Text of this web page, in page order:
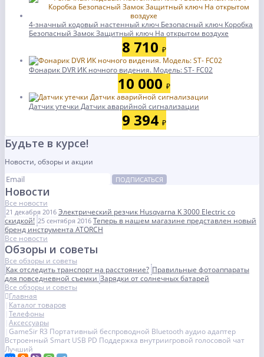
4-значный кодовый настенный ключ Безопасный ключ Коробка
Безопасный Замок Защитный ключ На открытом воздухе
8 710 ₽
Фонарик DVR ИК ночного видения. Модель: ST- FC02
10 000 ₽
Датчик утечки Датчик аварийной сигнализации
9 394 ₽
Будьте в курсе!
Новости, обзоры и акции
ПОДПИСАТЬСЯ
Новости
Все новости
21 декабря 2016 Электрический резчик Husqvarna K 3000 Electric со
скидкой! 25 сентября 2016 Теперь в нашем магазине представлен новый
бренд инструмента ATORCH
Все новости
Обзоры и советы
Все обзоры и советы
Как отследить транспорт на расстояние? Правильные фотоаппараты
для повседневной съемкиЗарядки от солнечных батарей
Все обзоры и советы
Главная
Каталог товаров
Телефоны
Аксессуары
GameSir R3 Портативный беспроводной Bluetooth аудио адаптер
Встроенный Smart USB PD Поддержка внутриигровой голосовой чат
Лучший